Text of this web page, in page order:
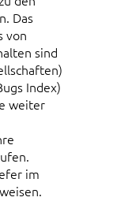
Das
von
sind
Index)
weiter
im